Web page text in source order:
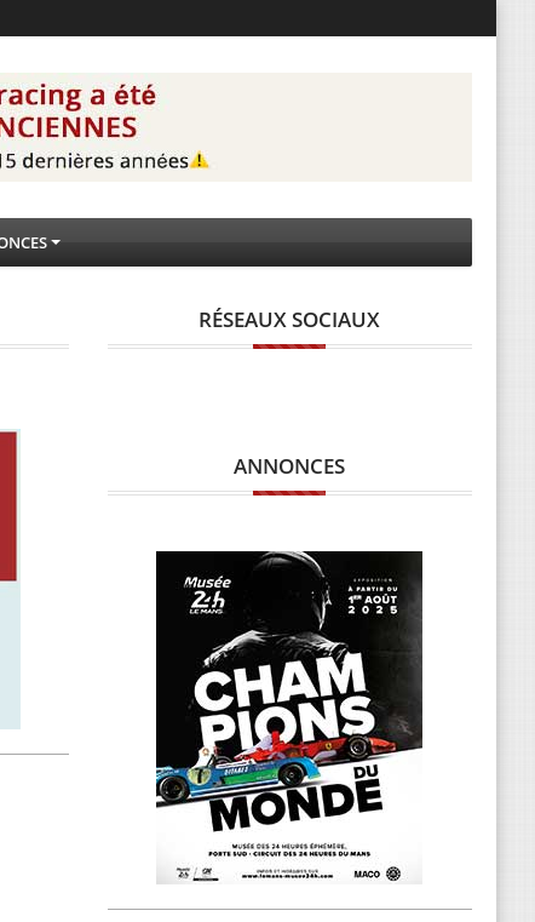
RÉSEAUX SOCIAUX
ANNONCES